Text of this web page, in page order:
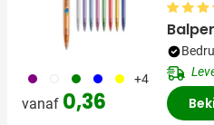
024 002 004 005 006 +4
vanaf 0,36